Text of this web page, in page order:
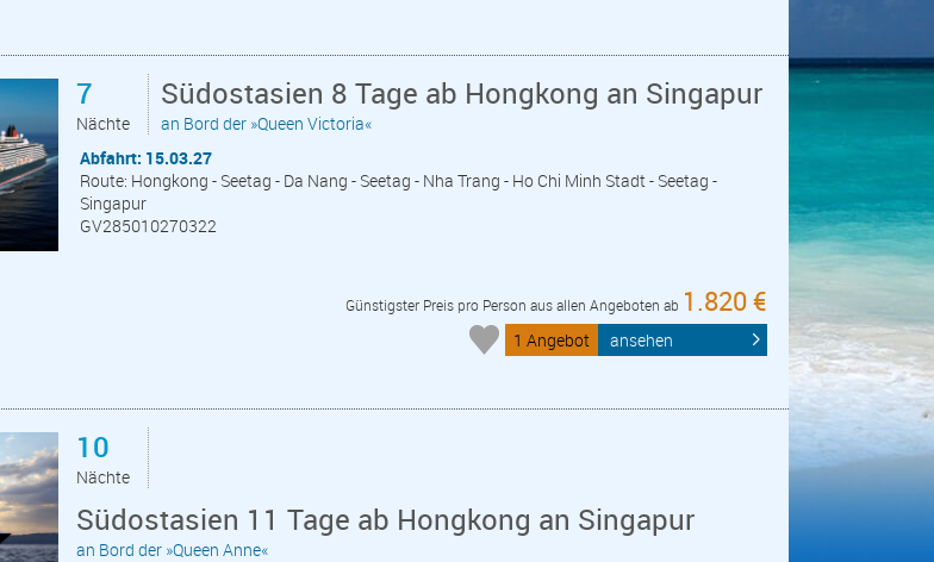
7
Nächte
Südostasien 8 Tage ab Hongkong an Singapur
an Bord der »Queen Victoria«
Abfahrt: 15.03.27
Route: Hongkong - Seetag - Da Nang - Seetag - Nha Trang - Ho Chi Minh Stadt - Seetag -
Singapur
GV285010270322
Günstigster Preis pro Person aus allen Angeboten ab 1.820 €
1 Angebot ansehen
10
Nächte
Südostasien 11 Tage ab Hongkong an Singapur
an Bord der »Queen Anne«